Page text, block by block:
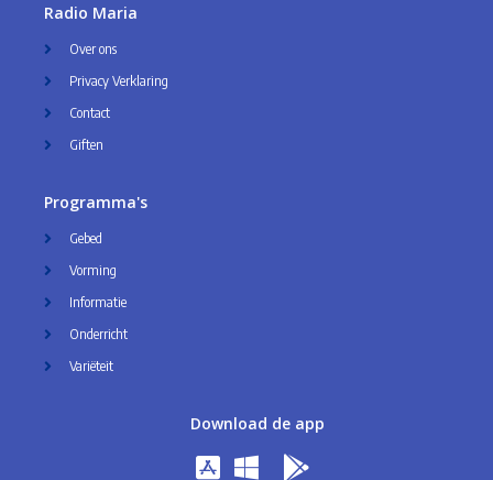
Radio Maria
Over ons
Privacy Verklaring
Contact
Giften
Programma's
Gebed
Vorming
Informatie
Onderricht
Variëteit
Download de app